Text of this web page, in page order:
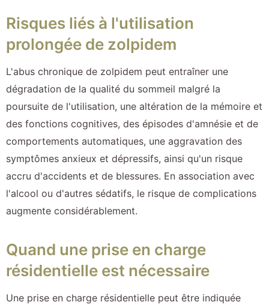
Risques liés à l'utilisation
prolongée de zolpidem
L'abus chronique de zolpidem peut entraîner une
dégradation de la qualité du sommeil malgré la
poursuite de l'utilisation, une altération de la mémoire et
des fonctions cognitives, des épisodes d'amnésie et de
comportements automatiques, une aggravation des
symptômes anxieux et dépressifs, ainsi qu'un risque
accru d'accidents et de blessures. En association avec
l'alcool ou d'autres sédatifs, le risque de complications
augmente considérablement.
Quand une prise en charge
résidentielle est nécessaire
Une prise en charge résidentielle peut être indiquée